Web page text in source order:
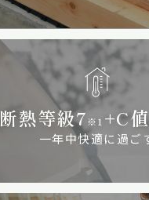
断熱等級7※1 +C
一年中快適に過ご